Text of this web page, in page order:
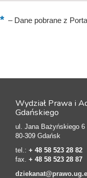
–Dane pobrane z
Wydział Prawa i
Gdańskiego
ul. Jana Bażyńskiego 6
80-309 Gdańsk
tel.: + 48 58 523 28 82
fax. + 48 58 523 28 87